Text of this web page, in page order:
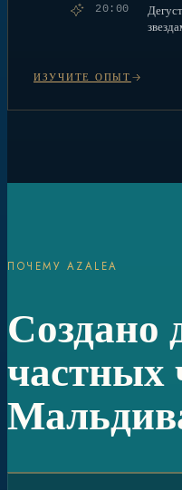
20:00
ИЗУЧИТЕ ОПЫТ
ПОЧЕМУ AZALEA
Создано
частных